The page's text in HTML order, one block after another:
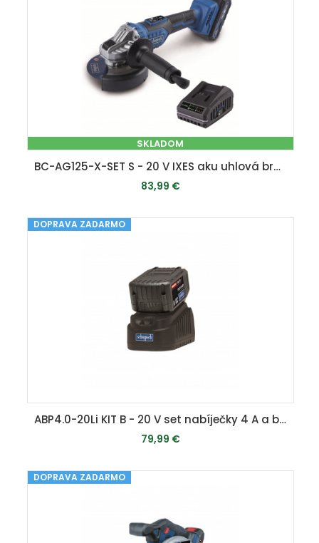
SKLADOM
BC-AG125-X-SET S - 20 V IXES aku uhlová brúska + 2Ah batéria + nabíjačka 2,4 A
83,99 €
PRIDAŤ DO KOŠÍKA
DOPRAVA ZADARMO
ABP4.0-20Li KIT B - 20 V set nabíječky 4 A a baterie 4 Ah
79,99 €
MOMENTÁLNE VYPREDANÉ
DOPRAVA ZADARMO